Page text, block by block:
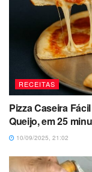
RECEITAS
Pizza Caseira
Queijo, em 25
10/09/2025, 21:02